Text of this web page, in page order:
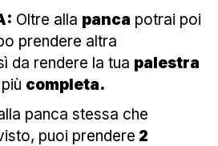
Oltre alla panca potrai poi
prendere altra
da rendere la tua palestra
completa.
panca stessa che
puoi prendere 2